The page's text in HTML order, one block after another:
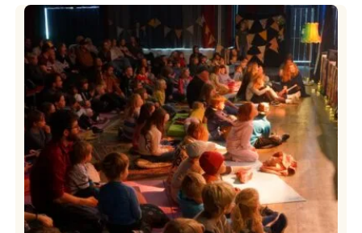
Økland
Band
i
Osasalen